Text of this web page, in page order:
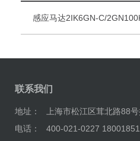
感应马达2IK6GN-C/
联系我们
地址：
上海市松江区茸北路88
电话：
400-021-0227